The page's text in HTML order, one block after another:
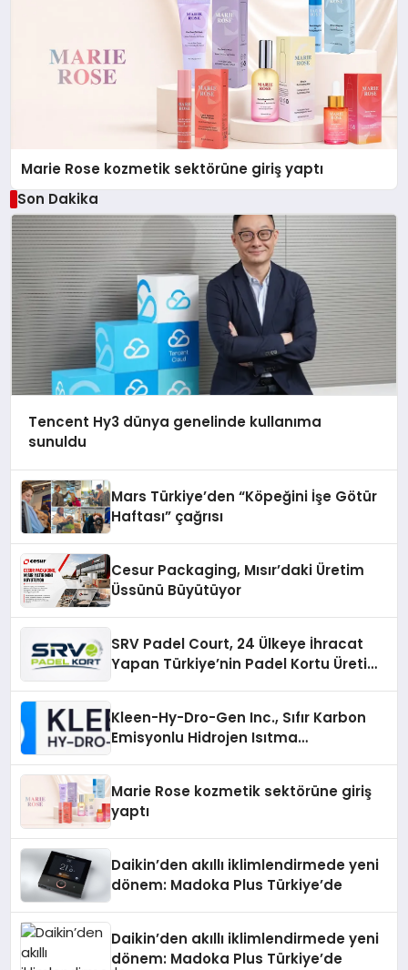
Marie Rose kozmetik sektörüne giriş yaptı
Son Dakika
Tencent Hy3 dünya genelinde kullanıma
sunuldu
Mars Türkiye’den “Köpeğini İşe Götür
Haftası” çağrısı
Cesur Packaging, Mısır’daki Üretim
Üssünü Büyütüyor
SRV Padel Court, 24 Ülkeye İhracat
Yapan Türkiye’nin Padel Kortu Üretim
Kleen-Hy-Dro-Gen Inc., Sıfır Karbon
Emisyonlu Hidrojen Isıtma
Marie Rose kozmetik sektörüne giriş
yaptı
Daikin’den akıllı iklimlendirmede yeni
dönem: Madoka Plus Türkiye’de
Daikin’den akıllı iklimlendirmede yeni
dönem: Madoka Plus Türkiye’de